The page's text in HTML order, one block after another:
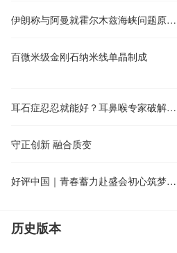
伊朗称与阿曼就霍尔木兹海峡问题原则上达成协议
百微米级金刚石纳米线单晶制成
耳石症忍忍就能好？耳鼻喉专家破解耳石症八大谣言
守正创新 融合质变
好评中国｜青春蓄力赴盛会初心筑梦启新程
历史版本